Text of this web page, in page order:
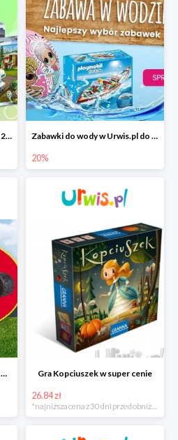
LEGO Toy Story w Urwis.pl od 28,89 zł Zabawki do wody w Urwis.pl do -20%
20%
Zestaw Monster Truck za złotówkę Gra Kopciuszek w super cenie
26.84 zł